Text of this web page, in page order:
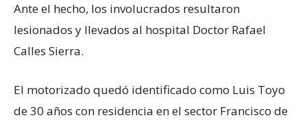
Ante el hecho, los involucrados resultaron
lesionados y llevados al hospital Doctor Rafael
Calles Sierra.
El motorizado quedó identificado como Luis Toyo
de 30 años con residencia en el sector Francisco de